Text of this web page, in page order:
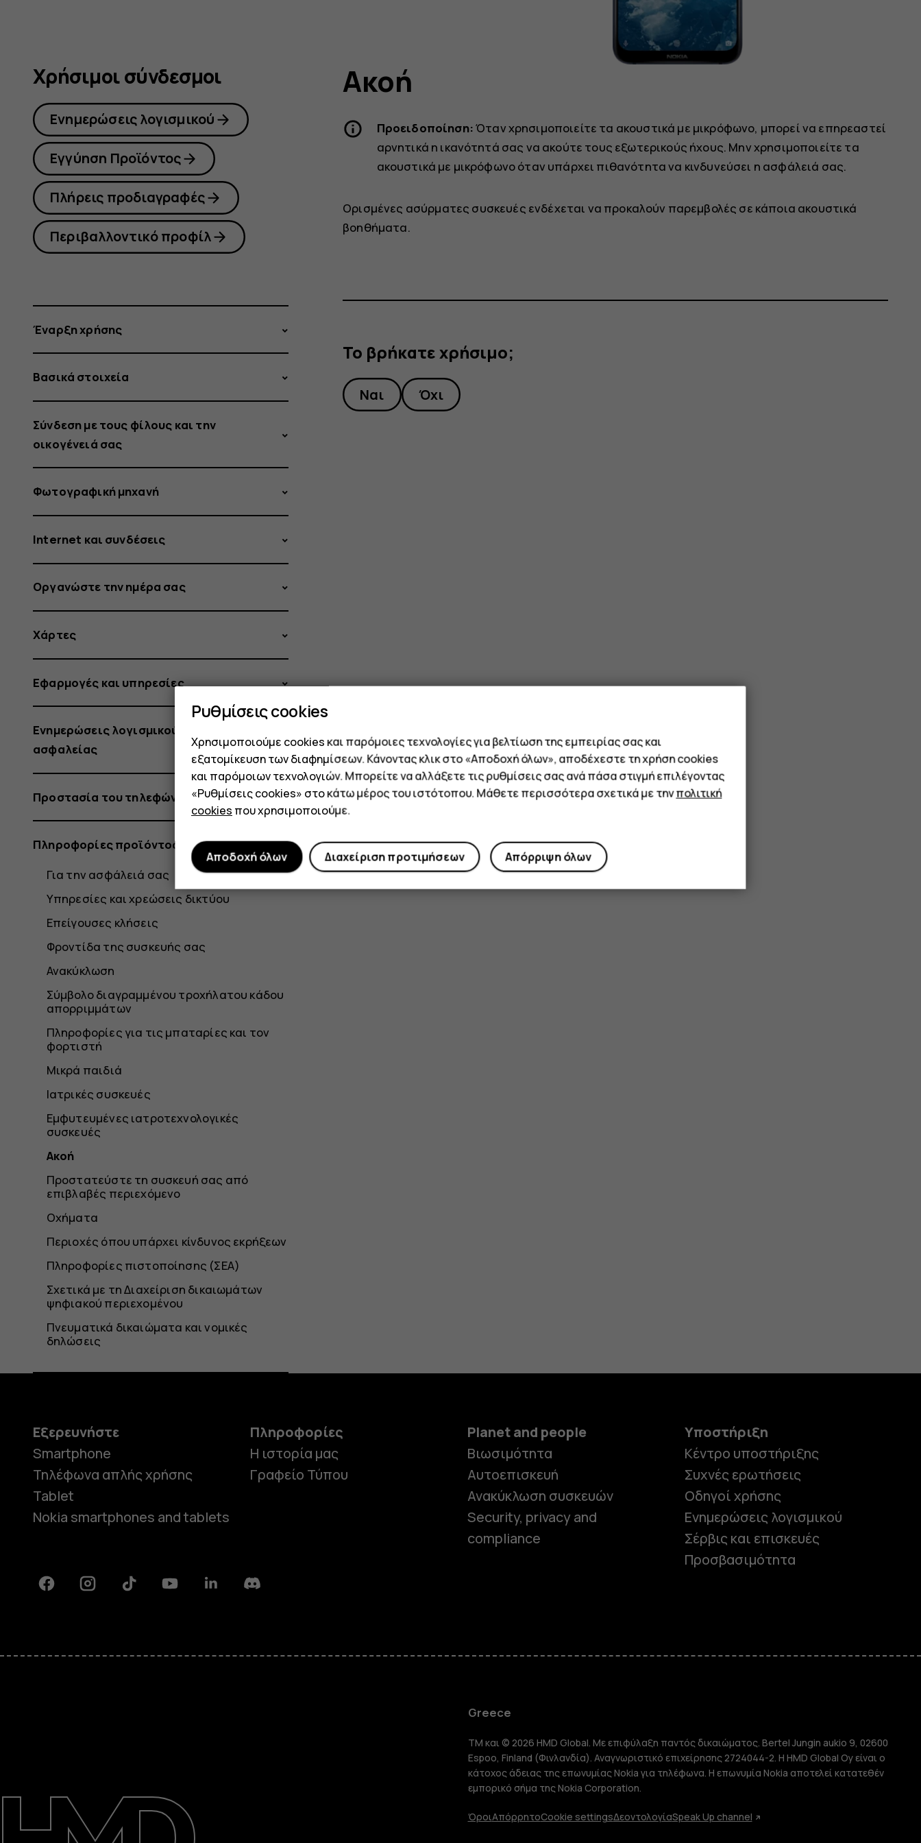
Smartphone
Τηλέφωνα απλής χρήσης
Tablet
Υποστήριξη
Greece
Ακοή
Προειδοποίηση:Όταν χρησιμοποιείτε τα ακουστικά με μικρόφωνο, μπορεί να επηρεαστεί
αρνητικά η ικανότητά σας να ακούτε τους εξωτερικούς ήχους. Μην χρησιμοποιείτε τα
ακουστικά με μικρόφωνο όταν υπάρχει πιθανότητα να κινδυνεύσει η ασφάλειά σας.
Ορισμένες ασύρματες συσκευές ενδέχεται να προκαλούν παρεμβολές σε κάποια ακουστικά
βοηθήματα.
Το βρήκατε χρήσιμο;
Ναι Όχι
Χρήσιμοι σύνδεσμοι
Ενημερώσεις λογισμικού
Εγγύηση Προϊόντος
Πλήρεις προδιαγραφές
Περιβαλλοντικό προφίλ
Έναρξη χρήσης
Βασικά στοιχεία
Σύνδεση με τους φίλους και την
οικογένειά σας
Φωτογραφική μηχανή
Internet και συνδέσεις
Οργανώστε την ημέρα σας
Χάρτες
Εφαρμογές και υπηρεσίες
Ενημερώσεις λογισμικού και αντίγραφα
ασφαλείας
Προστασία του τηλεφώνου σας
Πληροφορίες προϊόντος και ασφάλειας
Για την ασφάλειά σας
Υπηρεσίες και χρεώσεις δικτύου
Επείγουσες κλήσεις
Φροντίδα της συσκευής σας
Ανακύκλωση
Σύμβολο διαγραμμένου τροχήλατου κάδου
απορριμμάτων
Πληροφορίες για τις μπαταρίες και τον
φορτιστή
Μικρά παιδιά
Ιατρικές συσκευές
Εμφυτευμένες ιατροτεχνολογικές
συσκευές
Ακοή
Προστατεύστε τη συσκευή σας από
επιβλαβές περιεχόμενο
Οχήματα
Περιοχές όπου υπάρχει κίνδυνος εκρήξεων
Πληροφορίες πιστοποίησης (ΣΕΑ)
Σχετικά με τη Διαχείριση δικαιωμάτων
ψηφιακού περιεχομένου
Πνευματικά δικαιώματα και νομικές
δηλώσεις
Εξερευνήστε
Smartphone
Τηλέφωνα απλής χρήσης
Tablet
Nokia smartphones and tablets
Πληροφορίες
Η ιστορία μας
Γραφείο Τύπου
Planet and people
Βιωσιμότητα
Αυτοεπισκευή
Ανακύκλωση συσκευών
Security, privacy and
compliance
Υποστήριξη
Κέντρο υποστήριξης
Συχνές ερωτήσεις
Οδηγοί χρήσης
Ενημερώσεις λογισμικού
Σέρβις και επισκευές
Προσβασιμότητα
FacebookInstagramTiktok YoutubeLinkedinDiscord
Greece
TM και © 2026 HMD Global. Με επιφύλαξη παντός δικαιώματος. Bertel Jungin aukio 9, 02600
Espoo, Finland (Φινλανδία). Αναγνωριστικό επιχείρησης 2724044-2. Η HMD Global Oy είναι ο
κάτοχος άδειας της επωνυμίας Nokia για τηλέφωνα. Η επωνυμία Nokia αποτελεί κατατεθέν
εμπορικό σήμα της Nokia Corporation.
ΌροιΑπόρρητοCookie settingsΔεοντολογίαSpeak Up channel
Ρυθμίσεις cookies
Χρησιμοποιούμε cookies και παρόμοιες τεχνολογίες για βελτίωση της εμπειρίας σας και
εξατομίκευση των διαφημίσεων. Κάνοντας κλικ στο «Αποδοχή όλων», αποδέχεστε τη χρήση cookies
και παρόμοιων τεχνολογιών. Μπορείτε να αλλάξετε τις ρυθμίσεις σας ανά πάσα στιγμή επιλέγοντας
«Ρυθμίσεις cookies» στο κάτω μέρος του ιστότοπου. Μάθετε περισσότερα σχετικά με τηνπολιτική
cookies που χρησιμοποιούμε.
Απόρριψη όλων
Διαχείριση προτιμήσεων
Αποδοχή όλων